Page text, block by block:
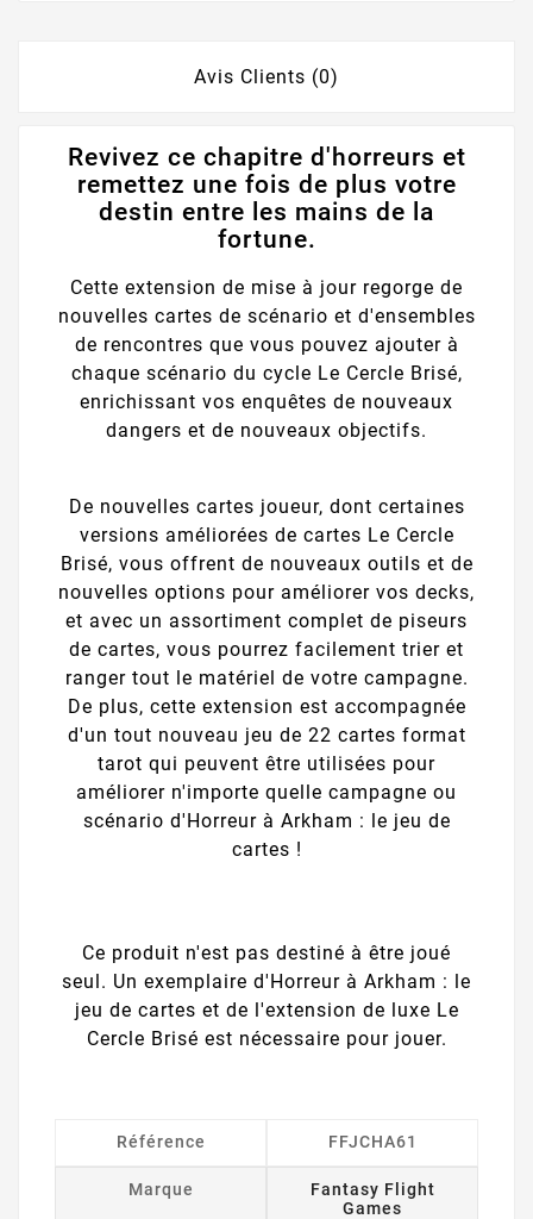
Avis Clients (0)
Revivez ce chapitre d'horreurs et
remettez une fois de plus votre
destin entre les mains de la
fortune.
Cette extension de mise à jour regorge de
nouvelles cartes de scénario et d'ensembles
de rencontres que vous pouvez ajouter à
chaque scénario du cycle Le Cercle Brisé,
enrichissant vos enquêtes de nouveaux
dangers et de nouveaux objectifs.
De nouvelles cartes joueur, dont certaines
versions améliorées de cartes Le Cercle
Brisé, vous offrent de nouveaux outils et de
nouvelles options pour améliorer vos decks,
et avec un assortiment complet de piseurs
de cartes, vous pourrez facilement trier et
ranger tout le matériel de votre campagne.
De plus, cette extension est accompagnée
d'un tout nouveau jeu de 22 cartes format
tarot qui peuvent être utilisées pour
améliorer n'importe quelle campagne ou
scénario d'Horreur à Arkham : le jeu de
cartes !
Ce produit n'est pas destiné à être joué
seul. Un exemplaire d'Horreur à Arkham : le
jeu de cartes et de l'extension de luxe Le
Cercle Brisé est nécessaire pour jouer.
Référence FFJCHA61
Marque
Fantasy Flight
Games